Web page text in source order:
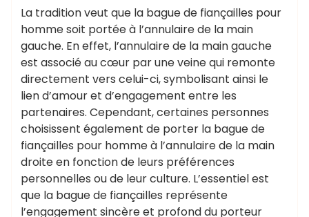
La tradition veut que la bague de fiançailles pour
homme soit portée à l’annulaire de la main
gauche. En effet, l’annulaire de la main gauche
est associé au cœur par une veine qui remonte
directement vers celui-ci, symbolisant ainsi le
lien d’amour et d’engagement entre les
partenaires. Cependant, certaines personnes
choisissent également de porter la bague de
fiançailles pour homme à l’annulaire de la main
droite en fonction de leurs préférences
personnelles ou de leur culture. L’essentiel est
que la bague de fiançailles représente
l’engagement sincère et profond du porteur